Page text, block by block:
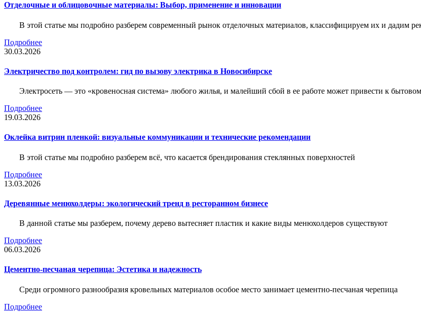
Отделочные и облицовочные материалы: Выбор, применение и инновации
В этой статье мы подробно разберем современный рынок отделочных материалов, классифицируем их и дадим
Подробнее
30.03.2026
Электричество под контролем: гид по вызову электрика в Новосибирске
Электросеть — это «кровеносная система» любого жилья, и малейший сбой в ее работе может привести к
Подробнее
19.03.2026
Оклейка витрин пленкой: визуальные коммуникации и технические рекомендации
В этой статье мы подробно разберем всё, что касается брендирования стеклянных поверхностей
Подробнее
13.03.2026
Деревянные менюхолдеры: экологический тренд в ресторанном бизнесе
В данной статье мы разберем, почему дерево вытесняет пластик и какие виды менюхолдеров существуют
Подробнее
06.03.2026
Цементно-песчаная черепица: Эстетика и надежность
Среди огромного разнообразия кровельных материалов особое место занимает цементно-песчаная черепица
Подробнее